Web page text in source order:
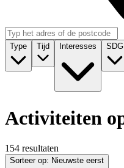
Type Tijd Interesses SDG
Activiteiten
154 resultaten
Sorteer op: Nieuwste eerst